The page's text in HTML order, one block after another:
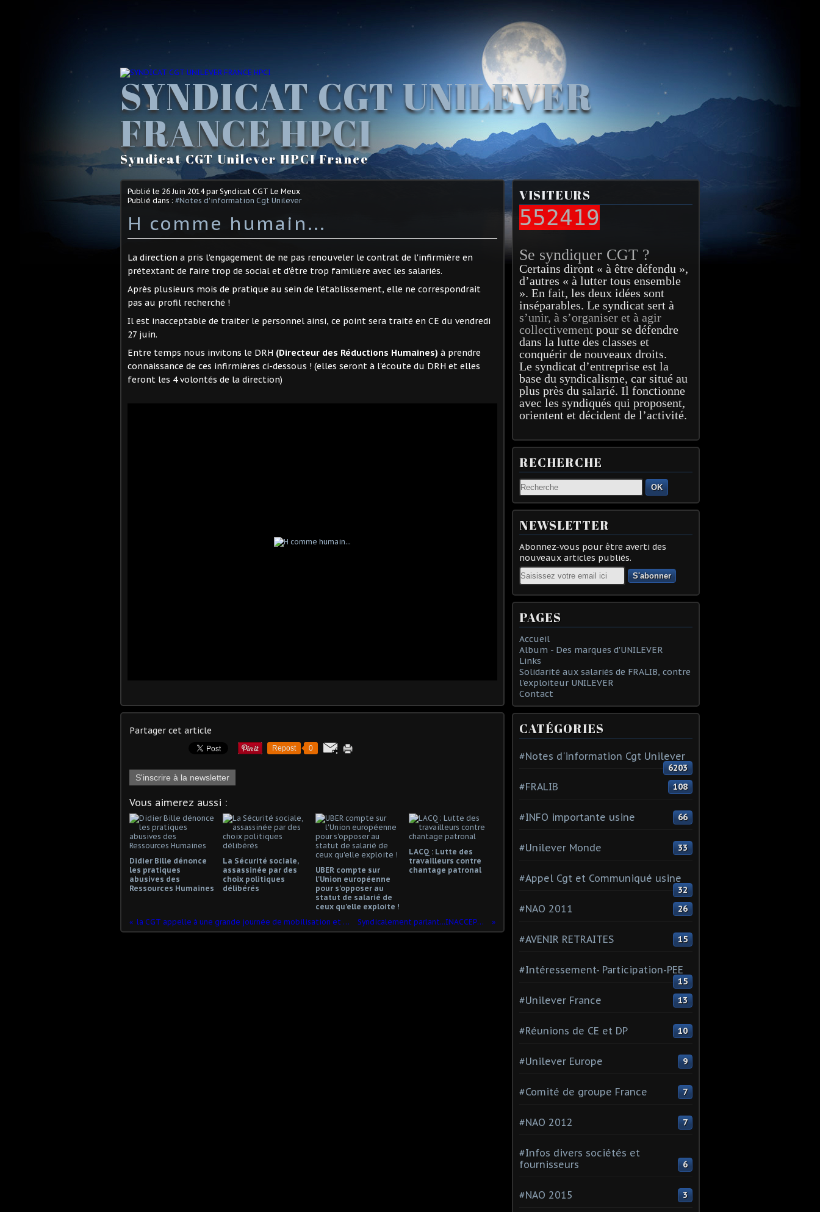
SYNDICAT CGT UNILEVER
FRANCE HPCI
Syndicat CGT Unilever HPCI France
Publié le 26 Juin 2014par Syndicat CGT Le Meux
Publié dans : #Notes d'information Cgt Unilever
H comme humain...
La direction a pris l'engagement de ne pas renouveler le contrat de l'infirmière en
prétextant de faire trop de social et d'être trop familière avec les salariés.
Après plusieurs mois de pratique au sein de l'établissement, elle ne correspondrait
pas au profil recherché !
Il est inacceptable de traiter le personnel ainsi, ce point sera traité en CE du vendredi
27 juin.
Entre temps nous invitons le DRH (Directeur des Réductions Humaines) à prendre
connaissance de ces infirmières ci-dessous ! (elles seront à l'écoute du DRH et elles
feront les 4 volontés de la direction)
Partager cet article
Repost 0
S'inscrire à la newsletter
Vous aimerez aussi :
Didier Bille dénonce
les pratiques
abusives des
Ressources Humaines
La Sécurité sociale,
assassinée par des
choix politiques
délibérés
UBER compte sur
l'Union européenne
pour s'opposer au
statut de salarié de
ceux qu'elle exploite !
LACQ : Lutte des
travailleurs contre
chantage patronal
la CGT appelle à une grande journée de mobilisation et de grève. Syndicalement parlant...INACCEPTABLE !
VISITEURS
552419
Se syndiquer CGT ?
Certains diront « à être défendu »,
d’autres « à lutter tous ensemble
». En fait, les deux idées sont
inséparables. Le syndicat sert à
s’unir, à s’organiser et à agir
collectivement pour se défendre
dans la lutte des classes et
conquérir de nouveaux droits.
Le syndicat d’entreprise est la
base du syndicalisme, car situé au
plus près du salarié. Il fonctionne
avec les syndiqués qui proposent,
orientent et décident de l’activité.
RECHERCHE
OK
NEWSLETTER
Abonnez-vous pour être averti des
nouveaux articles publiés.
Email
PAGES
Accueil
Album - Des marques d'UNILEVER
Links
Solidarité aux salariés de FRALIB, contre
l'exploiteur UNILEVER
Contact
CATÉGORIES
#Notes d'information Cgt Unilever
6203
#FRALIB 108
#INFO importante usine 66
#Unilever Monde 33
#Appel Cgt et Communiqué usine
32
#NAO 2011 26
#AVENIR RETRAITES 15
#Intéressement- Participation-PEE
15
#Unilever France 13
#Réunions de CE et DP 10
#Unilever Europe 9
#Comité de groupe France 7
#NAO 2012 7
#Infos divers sociétés et
fournisseurs
6
#NAO 2015 3